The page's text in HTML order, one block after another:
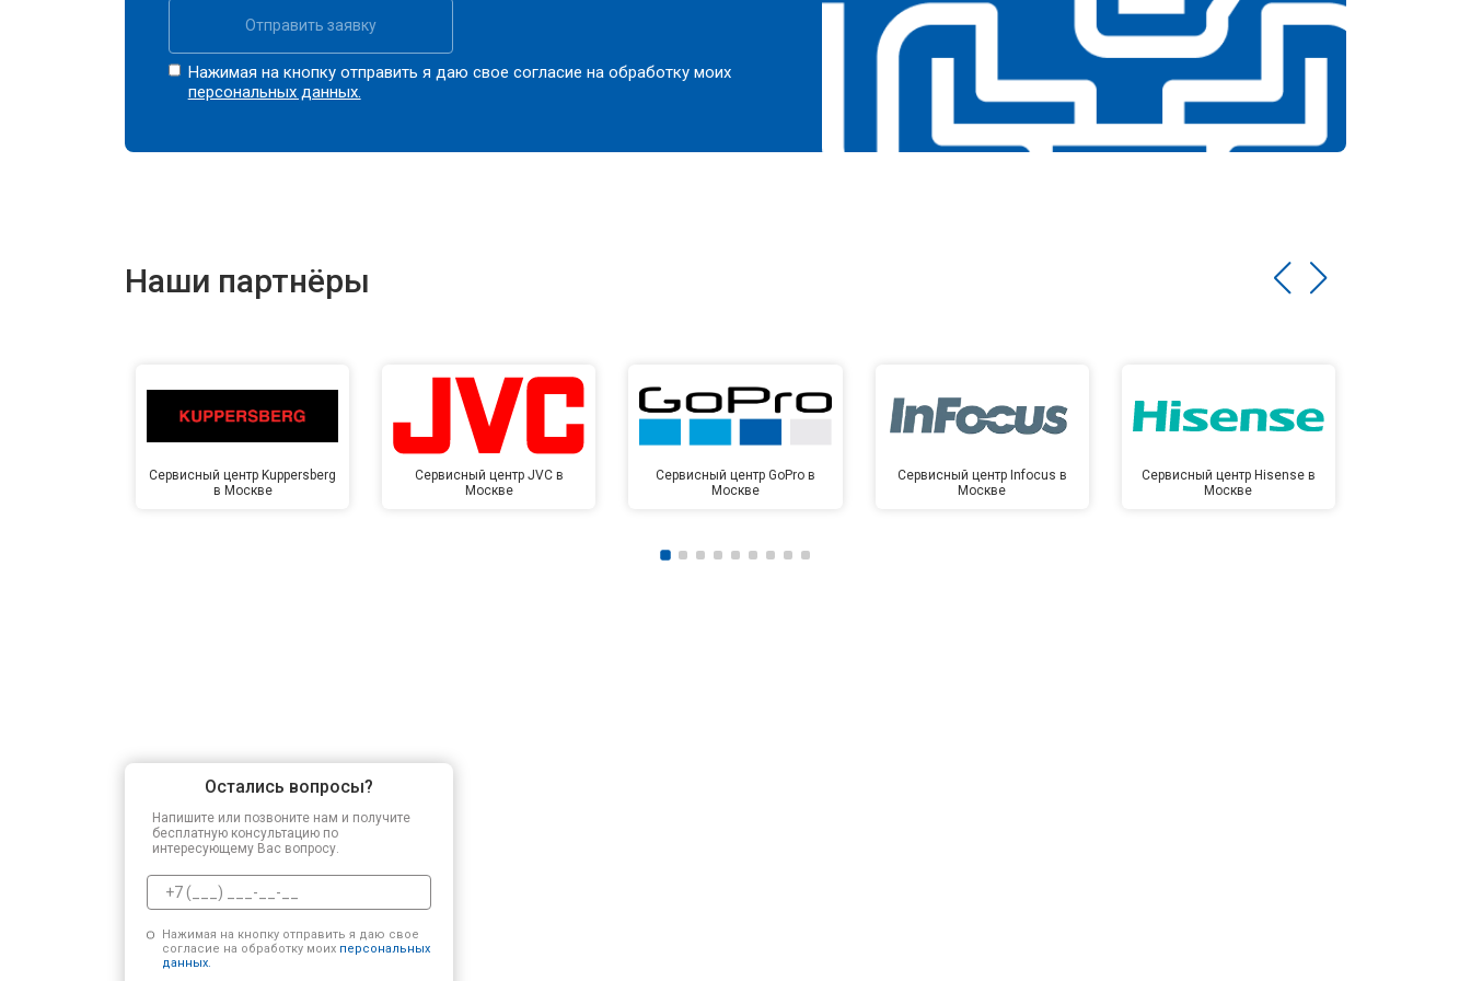
Отправить заявку
Нажимая на кнопку отправить я даю свое согласие на обработку моих
персональных данных.
Наши партнёры
Сервисный центр Kuppersberg
в Москве
Сервисный центр JVC в
Москве
Сервисный центр GoPro в
Москве
Сервисный центр Infocus в
Москве
Сервисный центр Hisense в
Москве
Остались вопросы?
Напишите или позвоните нам и получите
бесплатную консультацию по
интересующему Вас вопросу.
Нажимая на кнопку отправить я даю свое
согласие на обработку моих персональных
данных.